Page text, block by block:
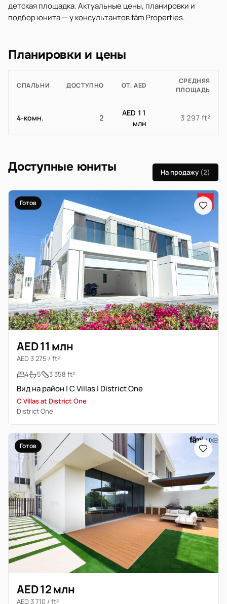
детская площадка. Актуальные цены, планировки и
подбор юнита — у консультантов fäm Properties.
Планировки и цены
СПАЛЬНИ ДОСТУПНО ОТ, AED
СРЕДНЯЯ
ПЛОЩАДЬ
4-комн. 2
AED 11
млн
3 297 ft²
Доступные юниты На продажу (2)
Готов
AED 11 млн
AED 3 275 / ft²
4
5 3 358 ft²
Вид на район | C Villas | District One
C Villas at District One
District One
Готов
AED 12 млн
AED 3 710 / ft²